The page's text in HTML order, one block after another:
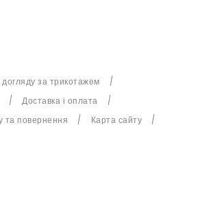
догляду за трикотажем
Доставка і оплата
та повернення
Карта сайту